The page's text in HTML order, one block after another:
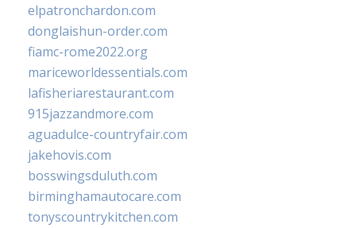
elpatronchardon.com
donglaishun-order.com
fiamc-rome2022.org
mariceworldessentials.com
lafisheriarestaurant.com
915jazzandmore.com
aguadulce-countryfair.com
jakehovis.com
bosswingsduluth.com
birminghamautocare.com
tonyscountrykitchen.com